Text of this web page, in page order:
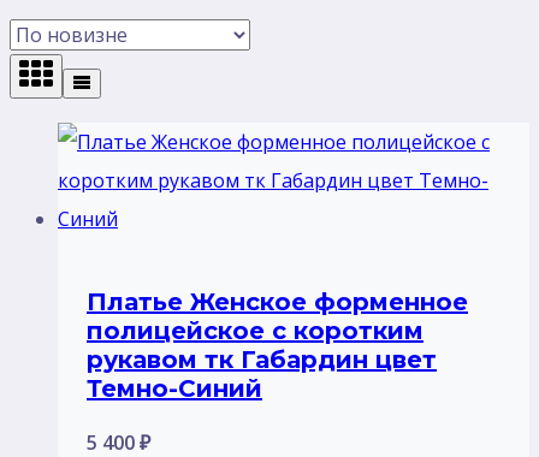
Платье Женское форменное
полицейское с коротким
рукавом тк Габардин цвет
Темно-Синий
5 400₽